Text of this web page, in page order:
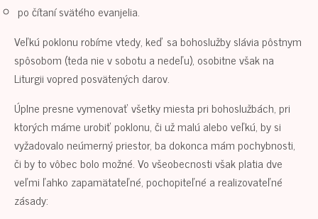
po čítaní svätého evanjelia.
Veľkú poklonu robíme vtedy, keď sa bohoslužby slávia pôstnym
spôsobom (teda nie v sobotu a nedeľu), osobitne však na
Liturgii vopred posvätených darov.
Úplne presne vymenovať všetky miesta pri bohoslužbách, pri
ktorých máme urobiť poklonu, či už malú alebo veľkú, by si
vyžadovalo neúmerný priestor, ba dokonca mám pochybnosti,
či by to vôbec bolo možné. Vo všeobecnosti však platia dve
veľmi ľahko zapamätateľné, pochopiteľné a realizovateľné
zásady: